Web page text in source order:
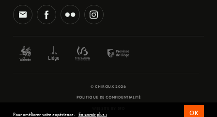
© CHIROUX 2026
POLITIQUE DE CONFIDENTIALITÉ
Pour améliorer votre expérience. En savoir plus › OK